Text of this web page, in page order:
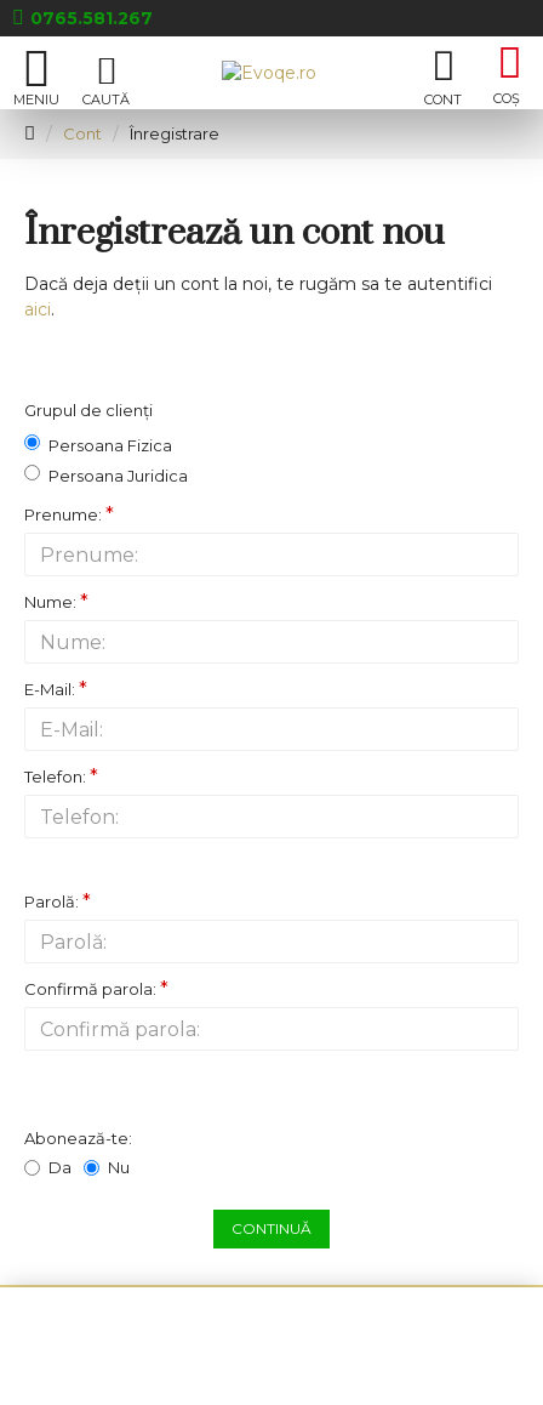
0765.581.267
Cont Înregistrare
Înregistrează un cont nou
Dacă deja deţii un cont la noi, te rugăm sa te autentifici
aici.
Grupul de clienți
Persoana Fizica
Persoana Juridica
Prenume:
Nume:
E-Mail:
Telefon:
Parolă:
Confirmă parola:
Abonează-te:
Da
Nu
CONTINUĂ